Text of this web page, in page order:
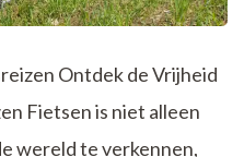
Ontdek de Vrijheid
Fietsen is niet alleen
wereld te verkennen,